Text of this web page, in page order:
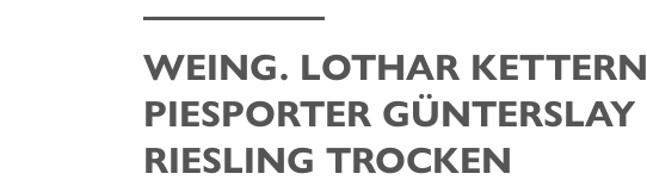
WEING. LOTHAR KETTERN
PIESPORTER GÜNTERSLAY
RIESLING TROCKEN